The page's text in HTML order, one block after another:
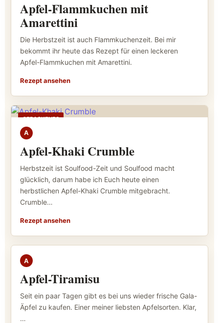
Apfel-Flammkuchen mit
Amarettini
Die Herbstzeit ist auch Flammkuchenzeit. Bei mir
bekommt ihr heute das Rezept für einen leckeren
Apfel-Flammkuchen mit Amarettini.
Rezept ansehen
GEBACKENES
A
Apfel-Khaki Crumble
Herbstzeit ist Soulfood-Zeit und Soulfood macht
glücklich, darum habe ich Euch heute einen
herbstlichen Apfel-Khaki Crumble mitgebracht.
Crumble…
Rezept ansehen
GEBACKENES
A
Apfel-Tiramisu
Seit ein paar Tagen gibt es bei uns wieder frische Gala-
Äpfel zu kaufen. Einer meiner liebsten Apfelsorten. Klar,
…